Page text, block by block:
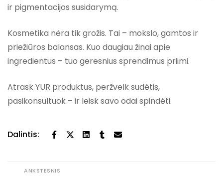
ir pigmentacijos susidarymą.
Kosmetika nėra tik grožis. Tai – mokslo, gamtos ir
priežiūros balansas. Kuo daugiau žinai apie
ingredientus – tuo geresnius sprendimus priimi.
Atrask YUR produktus, peržvelk sudėtis,
pasikonsultuok – ir leisk savo odai spindėti.
Dalintis:
ANKSTESNIS